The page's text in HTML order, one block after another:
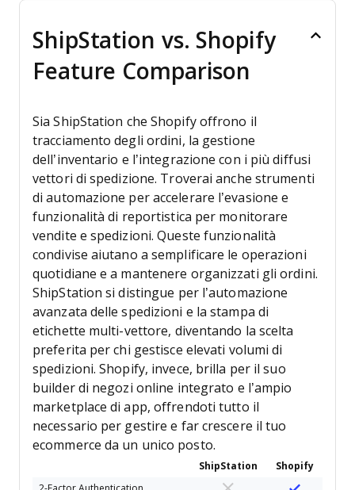
ShipStation vs. Shopify
Feature Comparison
Sia ShipStation che Shopify offrono il
tracciamento degli ordini, la gestione
dell’inventario e l’integrazione con i più diffusi
vettori di spedizione. Troverai anche strumenti
di automazione per accelerare l’evasione e
funzionalità di reportistica per monitorare
vendite e spedizioni. Queste funzionalità
condivise aiutano a semplificare le operazioni
quotidiane e a mantenere organizzati gli ordini.
ShipStation si distingue per l’automazione
avanzata delle spedizioni e la stampa di
etichette multi-vettore, diventando la scelta
preferita per chi gestisce elevati volumi di
spedizioni. Shopify, invece, brilla per il suo
builder di negozi online integrato e l’ampio
marketplace di app, offrendoti tutto il
necessario per gestire e far crescere il tuo
ecommerce da un unico posto.
ShipStation
Shopify